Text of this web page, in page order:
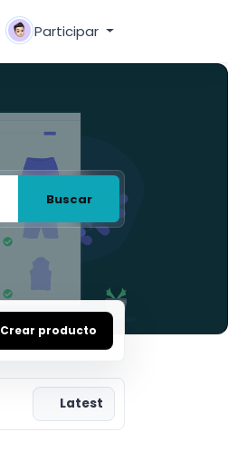
Participar
Buscar
Crear producto
Latest